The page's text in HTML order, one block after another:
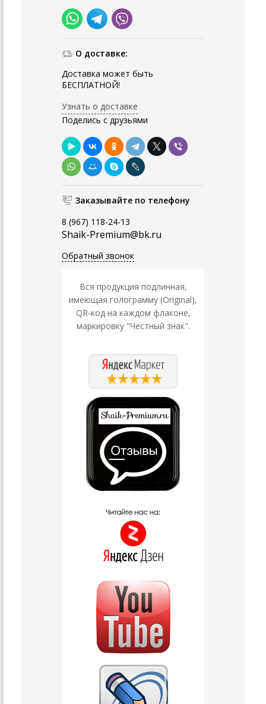
О доставке:
Доставка может быть
БЕСПЛАТНОЙ!
Узнать о доставке
Поделись с друзьями
Заказывайте по телефону
8 (967) 118-24-13
Shaik-Premium@bk.ru
Обратный звонок
Вся продукция подлинная,
имеющая голограмму (Original),
QR-код на каждом флаконе,
маркировку "Честный знак".